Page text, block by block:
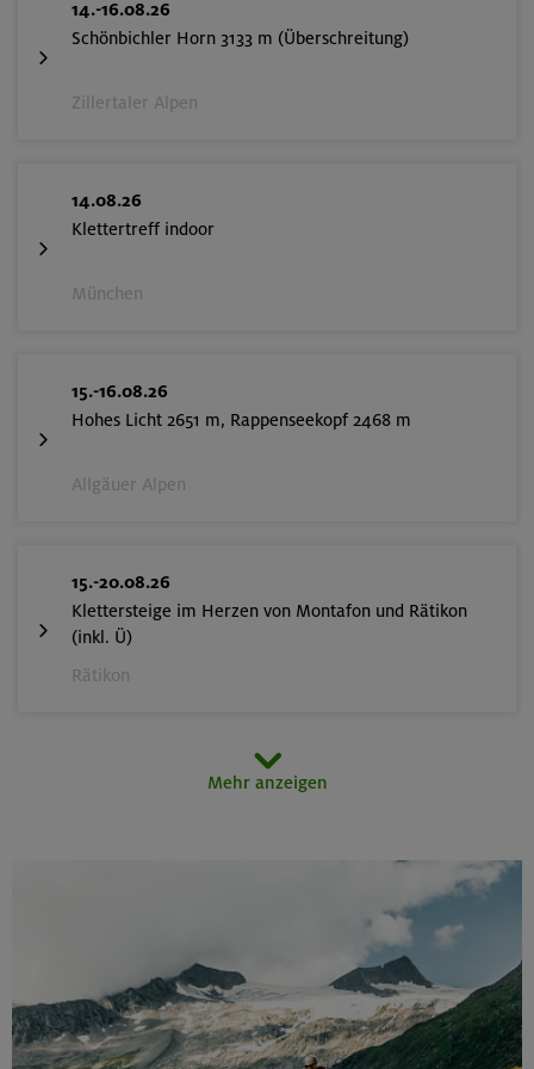
14.-16.08.26
Schönbichler Horn 3133 m (Überschreitung)
Zillertaler Alpen
14.08.26
Klettertreff indoor
München
15.-16.08.26
Hohes Licht 2651 m, Rappenseekopf 2468 m
Allgäuer Alpen
15.-20.08.26
Klettersteige im Herzen von Montafon und Rätikon
(inkl. Ü)
Rätikon
Kinderkletterkurs für Anfänger im Altmühltal
Südlicher Frankenjura
Mehr anzeigen